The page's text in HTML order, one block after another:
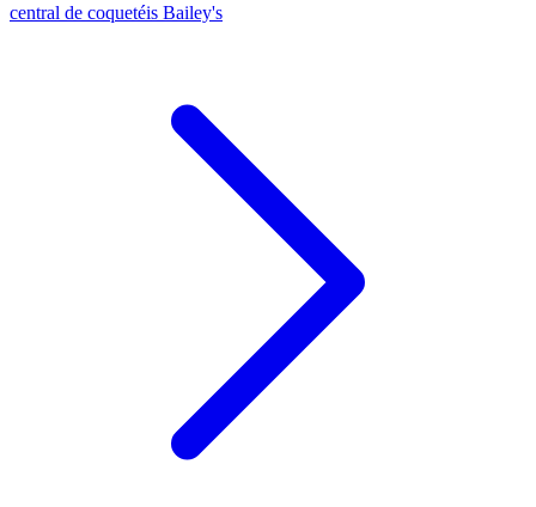
central de coquetéis Bailey's